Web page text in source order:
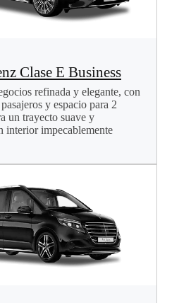
Clase E Business
refinada y elegante, con
y espacio para 2
un trayecto suave y
interior impecablemente